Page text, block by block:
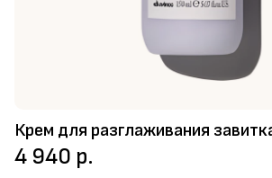
Крем для разглаживания
4 940 р.